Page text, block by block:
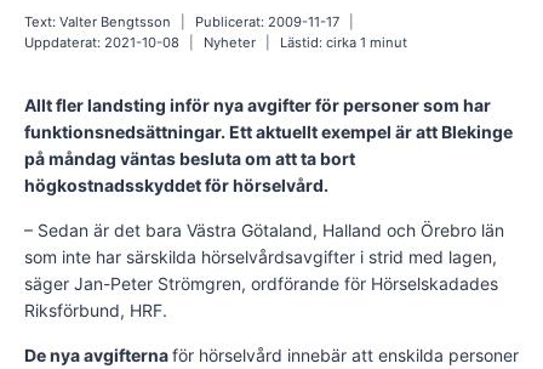
Text: Valter Bengtsson Publicerat: 2009-11-17
Uppdaterat: 2021-10-08 Nyheter Lästid: cirka1minut
Allt fler landsting inför nya avgifter för personer som har
funktionsnedsättningar. Ett aktuellt exempel är att Blekinge
på måndag väntas besluta om att ta bort
högkostnadsskyddet för hörselvård.
– Sedan är det bara Västra Götaland, Halland och Örebro län
som inte har särskilda hörselvårdsavgifter i strid med lagen,
säger Jan-Peter Strömgren, ordförande för Hörselskadades
Riksförbund, HRF.
De nya avgifternaför hörselvård innebär att enskilda personer